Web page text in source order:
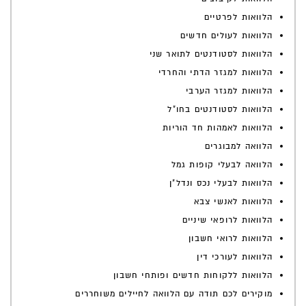
הלוואות לפרטיים
הלוואות לעולים חדשים
הלוואות לסטודנטים לתואר שני
הלוואות למגזר הדתי והחרדי
הלוואות למגזר הערבי
הלוואות לסטודנטים בחו"ל
הלוואות לאמהות חד הוריות
הלוואה למבוגרים
הלוואה לבעלי קופות גמל
הלוואות לבעלי נכס ונדל"ן
הלוואות לאנשי צבא
הלוואות לרופאי שיניים
הלוואות לרואי חשבון
הלוואות לעורכי דין
הלוואות ללקוחות חדשים ופותחי חשבון
מוקירים לכם תודה עם הלוואה לחיילים משוחררים